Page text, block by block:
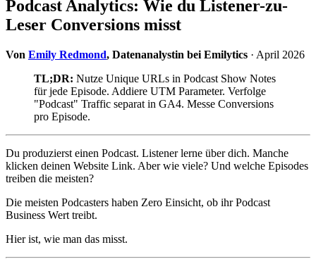
Podcast Analytics: Wie du Listener-zu-
Leser Conversions misst
Von Emily Redmond, Datenanalystin bei Emilytics · April 2026
TL;DR: Nutze Unique URLs in Podcast Show Notes
für jede Episode. Addiere UTM Parameter. Verfolge
"Podcast" Traffic separat in GA4. Messe Conversions
pro Episode.
Du produzierst einen Podcast. Listener lerne über dich. Manche
klicken deinen Website Link. Aber wie viele? Und welche Episodes
treiben die meisten?
Die meisten Podcasters haben Zero Einsicht, ob ihr Podcast
Business Wert treibt.
Hier ist, wie man das misst.